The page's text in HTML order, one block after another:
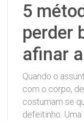
5
perder
afinar
Quando o
com o corpo,
costumam se
defeitinho.